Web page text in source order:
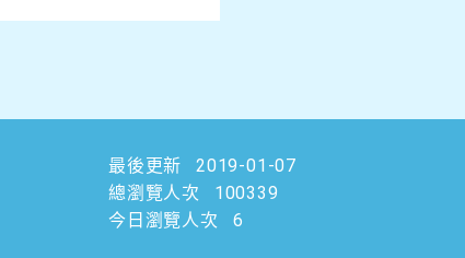
最後更新
2019-01-07
總瀏覽人次
100339
今日瀏覽人次
6